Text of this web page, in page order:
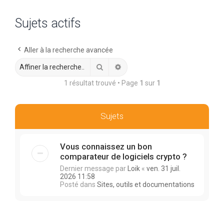
Sujets actifs
Aller à la recherche avancée
Rechercher
1 résultat trouvé • Page 1 sur 1
Sujets
Vous connaissez un bon
comparateur de logiciels crypto ?
Dernier message parLoik « ven. 31 juil.
2026 11:58
Posté dans Sites, outils et documentations